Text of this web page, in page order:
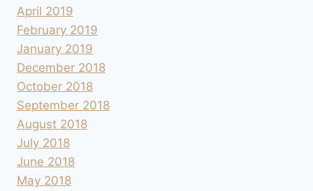
April 2019
February 2019
January 2019
December 2018
October 2018
September 2018
August 2018
July 2018
June 2018
May 2018